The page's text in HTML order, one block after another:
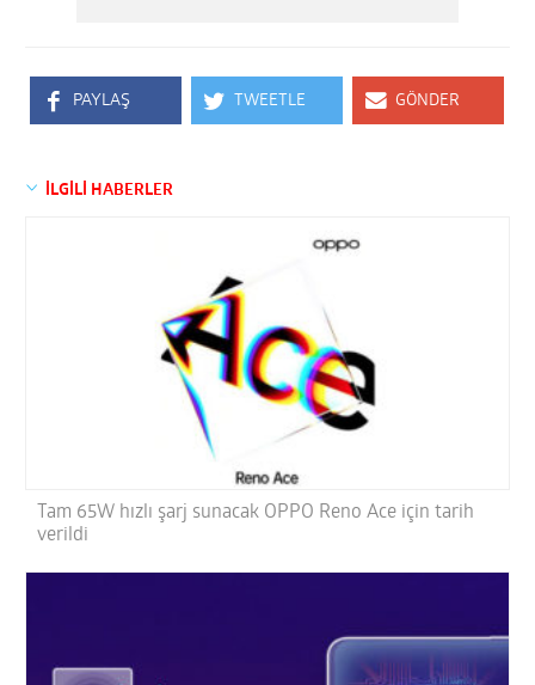
PAYLAŞ TWEETLE GÖNDER
İLGİLİ HABERLER
Tam 65W hızlı şarj sunacak OPPO Reno Ace için tarih
verildi